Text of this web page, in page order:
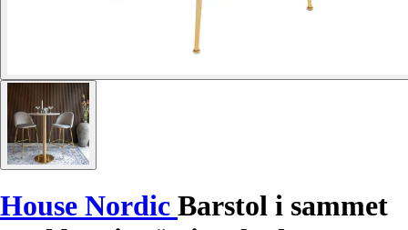
House Nordic Barstol i sammet